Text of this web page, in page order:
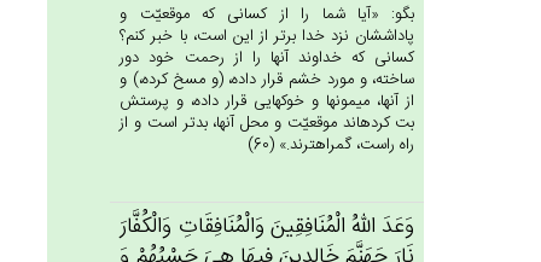
بگو: «آيا شما را از كسانى كه موقعيّت و
پاداششان نزد خدا برتر از اين است، با خبر كنم؟
كسانى كه خداوند آنها را از رحمت خود دور
ساخته، و مورد خشم قرار داده، (و مسخ كرده،) و
از آنها، ميمونها و خوكهايى قرار داده، و پرستش
بت كرده‏اند موقعيّت و محل آنها، بدتر است و از
راه راست، گمراهترند.» (60)
وَعَدَ الله‌ُ الْمُنَافِقِين‌َ وَالْمُنَافِقَات‌ِ وَالْكُفَّارَ